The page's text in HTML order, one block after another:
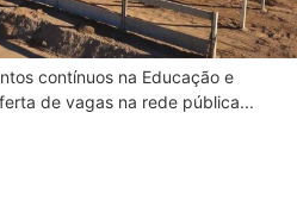
contínuos na Educação e
de vagas na rede pública...